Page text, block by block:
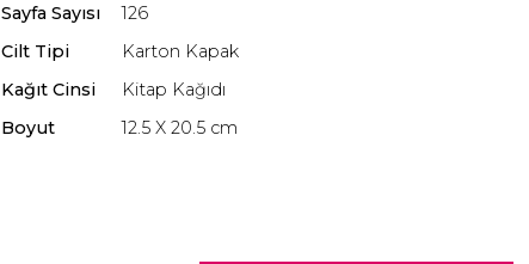
Sayfa Sayısı
126
Cilt Tipi
Karton Kapak
Kağıt Cinsi
Kitap Kağıdı
Boyut
12.5 X 20.5 cm